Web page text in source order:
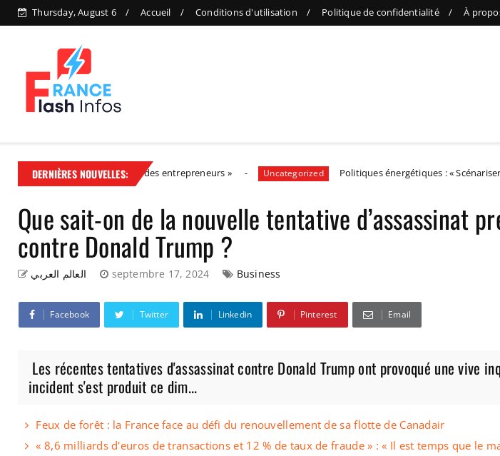
Thursday, August 6 Accueil Conditions d'utilisation Politique de confidentialité À
DERNIÈRES NOUVELLES:
solution, aux côtés des entrepreneurs » Uncategorized Politiques énergétiques : « Scénariser sert
Que sait-on de la nouvelle tentative d’assassinat
contre Donald Trump ?
العالم العربي septembre 17, 2024 Business
Facebook Twitter Linkedin Pinterest Email
Les récentes tentatives d'assassinat contre Donald Trump ont provoqué une vive
incident s'est produit ce dim...
Feux de forêt : la France face au défi du renouvellement de sa flotte de Canadair
« 8,6 milliards d'euros de transactions et 12 % de taux de fraude » : « Il est temps que le